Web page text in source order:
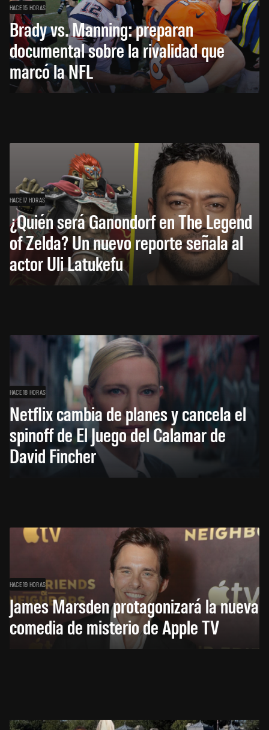
HACE 15 HORAS
Brady vs. Manning: preparan
documental sobre la rivalidad que
marcó la NFL
HACE 17 HORAS
¿Quién será Ganondorf en The Legend
of Zelda? Un nuevo reporte señala al
actor Uli Latukefu
HACE 18 HORAS
Netflix cambia de planes y cancela el
spinoff de El Juego del Calamar de
David Fincher
HACE 19 HORAS
James Marsden protagonizará la nueva
comedia de misterio de Apple TV